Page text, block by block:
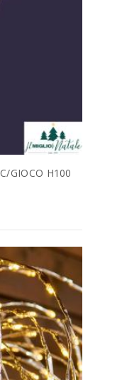
GIOCO H100